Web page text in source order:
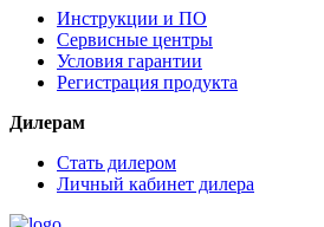
Инструкции и ПО
Сервисные центры
Условия гарантии
Регистрация продукта
Дилерам
Стать дилером
Личный кабинет дилера